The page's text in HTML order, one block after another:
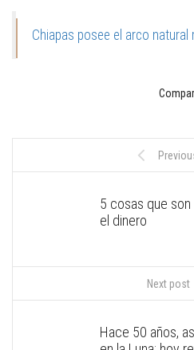
Chiapas posee el arco natural
5 cosas que
el dinero
Next post
Hace 50 años,